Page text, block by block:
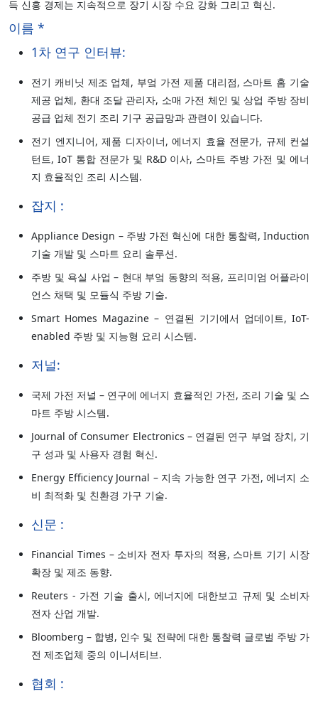
득 신흥 경제는 지속적으로 장기 시장 수요 강화 그리고 혁신.
이름 *
1차 연구 인터뷰:
전기 캐비닛 제조 업체, 부엌 가전 제품 대리점, 스마트 홈 기술
제공 업체, 환대 조달 관리자, 소매 가전 체인 및 상업 주방 장비
공급 업체 전기 조리 기구 공급망과 관련이 있습니다.
전기 엔지니어, 제품 디자이너, 에너지 효율 전문가, 규제 컨설
턴트, IoT 통합 전문가 및 R&D 이사, 스마트 주방 가전 및 에너
지 효율적인 조리 시스템.
잡지 :
Appliance Design – 주방 가전 혁신에 대한 통찰력, Induction
기술 개발 및 스마트 요리 솔루션.
주방 및 욕실 사업 – 현대 부엌 동향의 적용, 프리미엄 어플라이
언스 채택 및 모듈식 주방 기술.
Smart Homes Magazine – 연결된 기기에서 업데이트, IoT-
enabled 주방 및 지능형 요리 시스템.
저널:
국제 가전 저널 – 연구에 에너지 효율적인 가전, 조리 기술 및 스
마트 주방 시스템.
Journal of Consumer Electronics – 연결된 연구 부엌 장치, 기
구 성과 및 사용자 경험 혁신.
Energy Efficiency Journal – 지속 가능한 연구 가전, 에너지 소
비 최적화 및 친환경 가구 기술.
신문 :
Financial Times – 소비자 전자 투자의 적용, 스마트 기기 시장
확장 및 제조 동향.
Reuters - 가전 기술 출시, 에너지에 대한보고 규제 및 소비자
전자 산업 개발.
Bloomberg – 합병, 인수 및 전략에 대한 통찰력 글로벌 주방 가
전 제조업체 중의 이니셔티브.
협회 :